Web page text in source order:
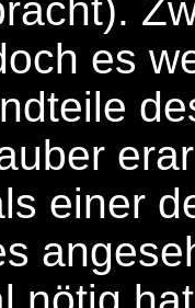
es
einer